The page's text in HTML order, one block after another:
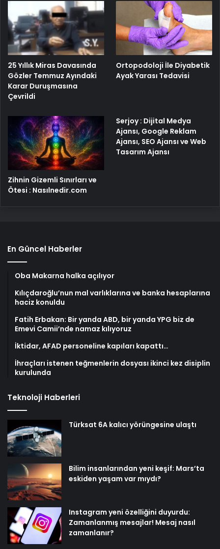
25 Yıllık Miras Davasında
Gözler Temmuz Ayındaki
Karar Duruşmasına
Çevrildi
Ortopodoloji İle Diyabetik
Ayak Yarası Tedavisi
Zihnin Gizemli Sınırları ve
Ötesi : Nasılnedir.com
Serjoy : Dijital Medya
Ajansı, Google Reklam
Ajansı, SEO Ajansı ve Web
Tasarım Ajansı
En Güncel Haberler
Oba Makarna halka açılıyor
Kılıçdaroğlu’nun mal varlıklarına ve banka hesaplarına
haciz konuldu
Fatih Erbakan: Bir yanda ABD, bir yanda YPG biz de
Emevi Camii’nde namaz kılıyoruz
İktidar, AFAD personeline kapıları kapattı…
İhraçları istenen teğmenlerin dosyası ikinci kez disiplin
kurulunda
Teknoloji Haberleri
Türksat 6A kalıcı yörüngesine ulaştı
Bilim insanlarından yeni keşif: Mars’ta
eskiden yaşam var mıydı?
Instagram yeni özelliğini duyurdu:
Zamanlanmış mesajlar! Mesaj nasıl
zamanlanır?